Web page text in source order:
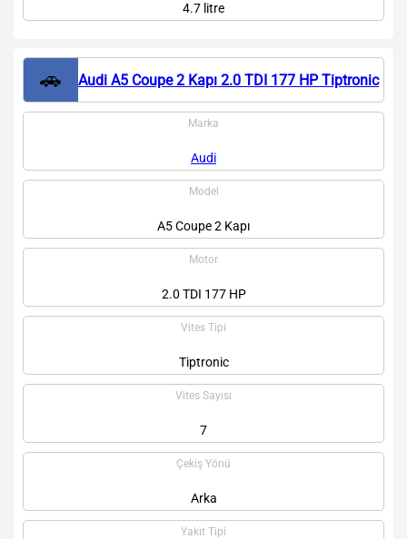
4.7 litre
🚗 Audi A5 Coupe 2 Kapı 2.0 TDI 177 HP Tiptronic
Marka
Audi
Model
A5 Coupe 2 Kapı
Motor
2.0 TDI 177 HP
Vites Tipi
Tiptronic
Vites Sayısı
7
Çekiş Yönü
Arka
Yakıt Tipi